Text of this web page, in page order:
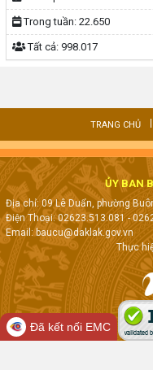
Trong tuần: 22.650
Tất cả: 998.017
TRANG CHỦ
ỦY BAN
Địa chỉ: 09 Lê Duẩn, phường
Điện Thoại: 02623.513.081 -
Email: baucu@daklak.gov.vn
Thực
Đã kết nối EMC